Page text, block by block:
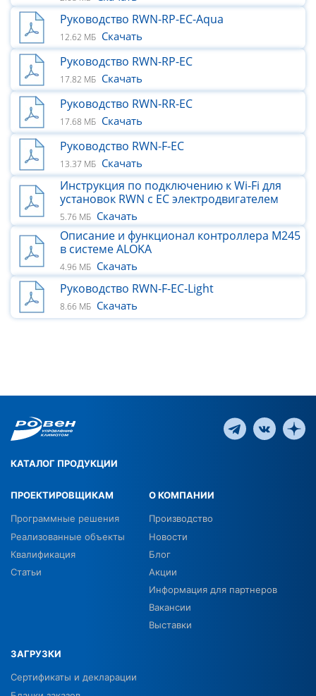
Руководство RWN-RP-ЕС-Aqua
12.62 МБ Скачать
Руководство RWN-RP-ЕС
17.82 МБ Скачать
Руководство RWN-RR-EC
17.68 МБ Скачать
Руководство RWN-F-EC
13.37 МБ Скачать
Инструкция по подключению к Wi-Fi для
установок RWN с ЕС электродвигателем
5.76 МБ Скачать
Описание и функционал контроллера M245
в системе ALOKA
4.96 МБ Скачать
Руководство RWN-F-ЕС-Light
8.66 МБ Скачать
КАТАЛОГ ПРОДУКЦИИ
ПРОЕКТИРОВЩИКАМ
Программные решения
Реализованные объекты
Квалификация
Статьи
О КОМПАНИИ
Производство
Новости
Блог
Акции
Информация для партнеров
Вакансии
Выставки
ЗАГРУЗКИ
Сертификаты и декларации